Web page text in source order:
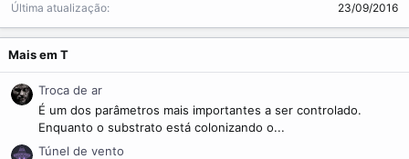
Última atualização
23/09/2016
Mais em T
Troca de ar
É um dos parâmetros mais importantes a ser controlado.
Enquanto o substrato está colonizando o...
Túnel de vento